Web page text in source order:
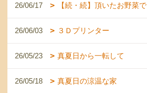
26/06/17 【続・続】頂いたお野菜で
26/06/03 ３Ｄプリンター
26/05/23 真夏日から一転して
26/05/18 真夏日の涼温な家